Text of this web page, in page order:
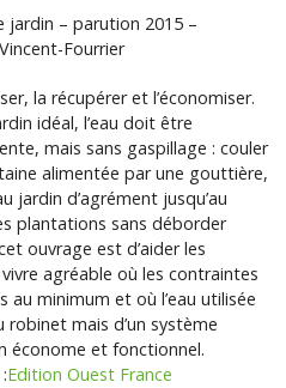
jardin – parution 2015 –
Fourrier
la récupérer et l’économiser.
idéal, l’eau doit être
mais sans gaspillage : couler
alimentée par une gouttière,
jardin d’agrément jusqu’au
plantations sans déborder
ouvrage est d’aider les
agréable où les contraintes
au minimum et où l’eau utilisée
mais d’un système
économe et fonctionnel.
Edition Ouest France